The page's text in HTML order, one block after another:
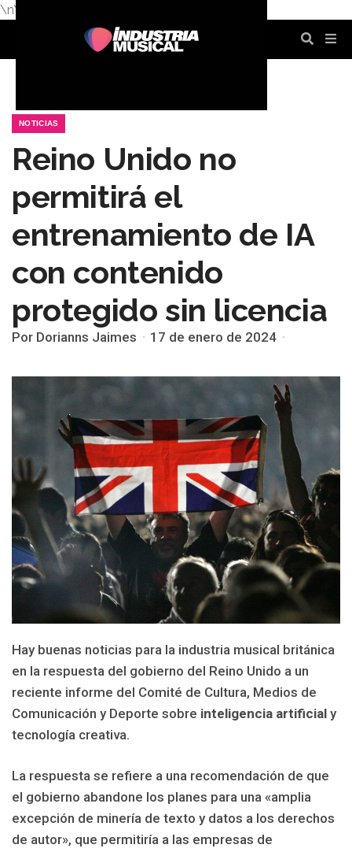
\n\n
NOTICIAS
Reino Unido no
permitirá el
entrenamiento de IA
con contenido
protegido sin licencia
Por Dorianns Jaimes 17 de enero de 2024
Hay buenas noticias para la industria musical británica
en la respuesta del gobierno del Reino Unido a un
reciente informe del Comité de Cultura, Medios de
Comunicación y Deporte sobre inteligencia artificial y
tecnología creativa.
La respuesta se refiere a una recomendación de que
el gobierno abandone los planes para una «amplia
excepción de minería de texto y datos a los derechos
de autor», que permitiría a las empresas de